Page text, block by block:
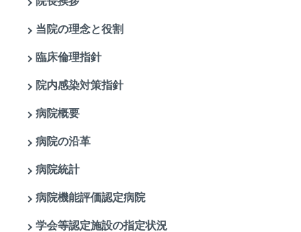
当院の理念と役割
臨床倫理指針
院内感染対策指針
病院概要
病院の沿革
病院統計
病院機能評価認定病院
学会等認定施設の指定状況